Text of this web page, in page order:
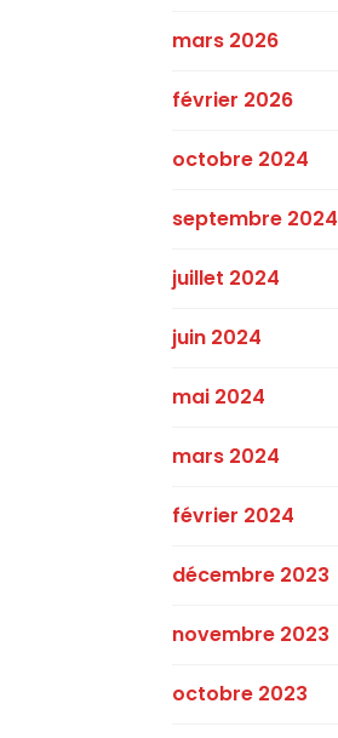
mars 2026
février 2026
octobre 2024
septembre 2024
juillet 2024
juin 2024
mai 2024
mars 2024
février 2024
décembre 2023
novembre 2023
octobre 2023